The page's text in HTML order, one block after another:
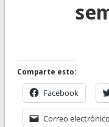
Comparte esto:
Facebook
Correo electrónico